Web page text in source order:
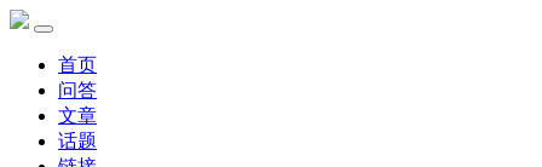
首页
问答
文章
话题